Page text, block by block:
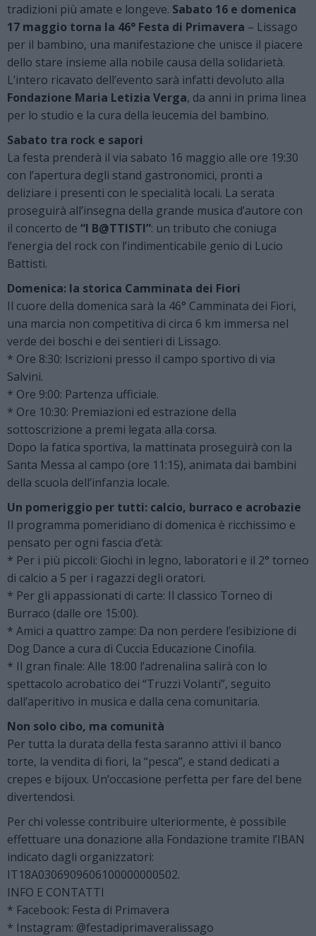
tradizioni più amate e longeve. Sabato 16 e domenica
17 maggio torna la 46° Festa di Primavera – Lissago
per il bambino, una manifestazione che unisce il piacere
dello stare insieme alla nobile causa della solidarietà.
L’intero ricavato dell’evento sarà infatti devoluto alla
Fondazione Maria Letizia Verga, da anni in prima linea
per lo studio e la cura della leucemia del bambino.
Sabato tra rock e sapori
La festa prenderà il via sabato 16 maggio alle ore 19:30
con l’apertura degli stand gastronomici, pronti a
deliziare i presenti con le specialità locali. La serata
proseguirà all’insegna della grande musica d’autore con
il concerto de “I B@TTISTI”: un tributo che coniuga
l’energia del rock con l’indimenticabile genio di Lucio
Battisti.
Domenica: la storica Camminata dei Fiori
Il cuore della domenica sarà la 46° Camminata dei Fiori,
una marcia non competitiva di circa 6 km immersa nel
verde dei boschi e dei sentieri di Lissago.
* Ore 8:30: Iscrizioni presso il campo sportivo di via
Salvini.
* Ore 9:00: Partenza ufficiale.
* Ore 10:30: Premiazioni ed estrazione della
sottoscrizione a premi legata alla corsa.
Dopo la fatica sportiva, la mattinata proseguirà con la
Santa Messa al campo (ore 11:15), animata dai bambini
della scuola dell’infanzia locale.
Un pomeriggio per tutti: calcio, burraco e acrobazie
Il programma pomeridiano di domenica è ricchissimo e
pensato per ogni fascia d’età:
* Per i più piccoli: Giochi in legno, laboratori e il 2° torneo
di calcio a 5 per i ragazzi degli oratori.
* Per gli appassionati di carte: Il classico Torneo di
Burraco (dalle ore 15:00).
* Amici a quattro zampe: Da non perdere l’esibizione di
Dog Dance a cura di Cuccia Educazione Cinofila.
* Il gran finale: Alle 18:00 l’adrenalina salirà con lo
spettacolo acrobatico dei “Truzzi Volanti”, seguito
dall’aperitivo in musica e dalla cena comunitaria.
Non solo cibo, ma comunità
Per tutta la durata della festa saranno attivi il banco
torte, la vendita di fiori, la “pesca”, e stand dedicati a
crepes e bijoux. Un’occasione perfetta per fare del bene
divertendosi.
Per chi volesse contribuire ulteriormente, è possibile
effettuare una donazione alla Fondazione tramite l’IBAN
indicato dagli organizzatori:
IT18A0306909606100000000502.
INFO E CONTATTI
* Facebook: Festa di Primavera
* Instagram: @festadiprimaveralissago